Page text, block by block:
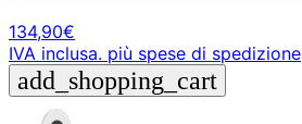
134,90€
IVA inclusa. più spese di spedizione
add_shopping_cart